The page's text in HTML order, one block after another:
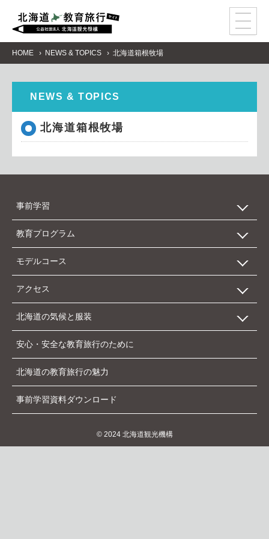
事 前 学習
教育プログラム
アクセ ス
資料請求
HOME NEWS & TOPICS 北海道箱根牧場
NEWS & TOPICS
北海道箱根牧場
事前学習
数字で見る北海道
自然
歴史・文化
産業
アイヌ文化
北方領土
教育プログラム
エリア別施設一覧
カテゴリー別施設一覧
受け入れ施設別一覧
モデルコース
北海道新幹線を利用したモデルコース
新千歳空港を利用したモデルコース
地方空港を利用したモデルコース
アクセス
北海道へのアクセス 新幹線
北海道へのアクセス 飛行機
北海道へのアクセス フェリー
北海道内のアクセス 飛行機
北海道の気候と服装
主要都市の気温
主要都市の日の出、日の入りの時刻
安心・安全な教育旅行のために
北海道の教育旅行の魅力
事前学習資料ダウンロード
© 2024 北海道観光機構